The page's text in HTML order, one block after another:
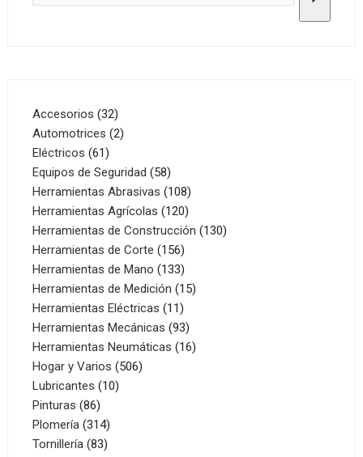
Accesorios 3232
productos
Automotrices 22
Eléctricos 6161
productos
Equipos de Seguridad 5858
productos
Herramientas Abrasivas 108108
productos
Herramientas Agrícolas 120120
productos
Herramientas de Construcción 130130
Herramientas de Corte 156156
productos
Herramientas de Mano 133133
productos
Herramientas de Medición 1515
Herramientas Eléctricas 1111
productos
Herramientas Mecánicas 9393
productos
Herramientas Neumáticas 1616
Hogar y Varios 506506
Lubricantes 1010
Pinturas 8686
productos
Plomería 314314
productos
Tornillería 8383